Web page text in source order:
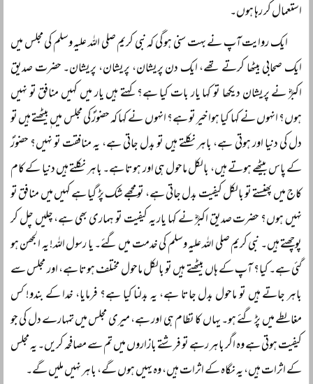
استعمال کر رہا ہوں۔
ایک روایت آپ نے بہت سنی ہو گی کہ نبی کریم صلی اللہ علیہ وسلم کی مجلس میں
ایک صحابی بیٹھا کرتے تھے، ایک دن پریشان، پریشان، پریشان۔ حضرت صدیق
اکبرؓ نے پریشان دیکھا تو کہا یار بات کیا ہے؟ کہتے ہیں یار میں کہیں منافق تو نہیں
ہوں؟ انہوں نے کہا کیا ہوا خیر تو ہے؟ انہوں نے کہا کہ حضورؐ کی مجلس میں ٖبیٹھتے ہیں تو
دل کی دنیا اور ہوتی ہے، باہر نکلتے ہیں تو بدل جاتی ہے، یہ منافقت تو نہیں؟ حضورؐ
کے پاس بیٹھے ہوتے ہیں، بالکل ماحول ہی اور ہوتا ہے۔ باہر نکلتے ہیں دنیا کے کام
کاج میں پھنستے تو بالکل کیفیت بدل جاتی ہے، تو مجھے شک پڑ گیا ہے کہیں میں منافق تو
نہیں ہوں؟ حضرت صدیق اکبرؓ نے کہا یار یہ کیفیت تو ہماری بھی ہے، چلیں چل کر
پوچھتے ہیں۔ نبی کریم صلی اللہ علیہ وسلم کی خدمت میں گئے۔ یا رسول اللہ! یہ الجھن ہو
گئی ہے۔ کیا؟ آپ کے ہاں بیٹھتے ہیں تو بالکل ماحول مختلف ہوتا ہے، اور مجلس سے
باہر جاتے ہیں تو ماحول بدل جاتا ہے، یہ بدلنا کیا ہے؟ فرمایا، خدا کے بندو! کس
مغالطے میں پڑ گئے ہو۔ یہاں کا نظام ہی اور ہے، میری مجلس میں تمہارے دل کی جو
کیفیت ہوتی ہے وہ اگر باہر رہے تو فرشتے بازاروں میں تم سے مصافحہ کریں۔ یہ مجلس
کے اثرات ہیں، یہ نگاہ کے اثرات ہیں، وہ یہیں ہوں گے، باہر نہیں ملیں گے۔